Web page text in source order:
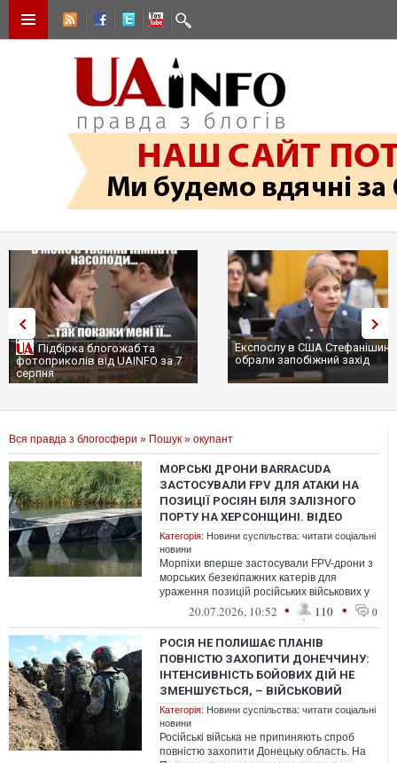
Підбірка блогожаб та
фотоприколів від UAINFO за 7
серпня
Експослу в США
обрали запобіжний захід
Вся правда з блогосфери » Пошук » окупант
МОРСЬКІ ДРОНИ BARRACUDA
ЗАСТОСУВАЛИ FPV ДЛЯ АТАКИ НА
ПОЗИЦІЇ РОСІЯН БІЛЯ ЗАЛІЗНОГО
ПОРТУ НА ХЕРСОНЩИНІ. ВІДЕО
Категорія: Новини суспільства: читати соціальні
новини
Морпіхи вперше застосували FPV-дрони з
морських безекіпажних катерів для
ураження позицій російських військових у
районі Залізного Порту на тимчасово ...
20.07.2026, 10:52 • 110 • 0
РОСІЯ НЕ ПОЛИШАЄ ПЛАНІВ
ПОВНІСТЮ ЗАХОПИТИ ДОНЕЧЧИНУ:
ІНТЕНСИВНІСТЬ БОЙОВИХ ДІЙ НЕ
ЗМЕНШУЄТЬСЯ, – ВІЙСЬКОВИЙ
Категорія: Новини суспільства: читати соціальні
новини
Російські війська не припиняють спроб
повністю захопити Донецьку область. На